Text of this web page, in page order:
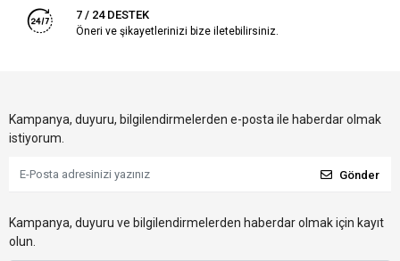
7 / 24 DESTEK
Öneri ve şikayetlerinizi bize iletebilirsiniz.
Kampanya, duyuru, bilgilendirmelerden e-posta ile haberdar olmak
istiyorum.
Gönder
Kampanya, duyuru ve bilgilendirmelerden haberdar olmak için kayıt
olun.